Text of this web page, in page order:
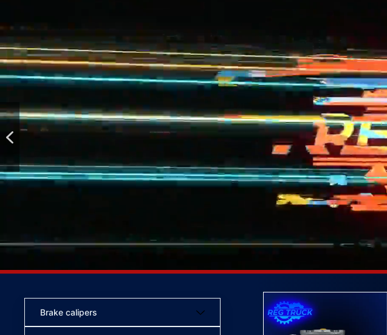
Brake calipers